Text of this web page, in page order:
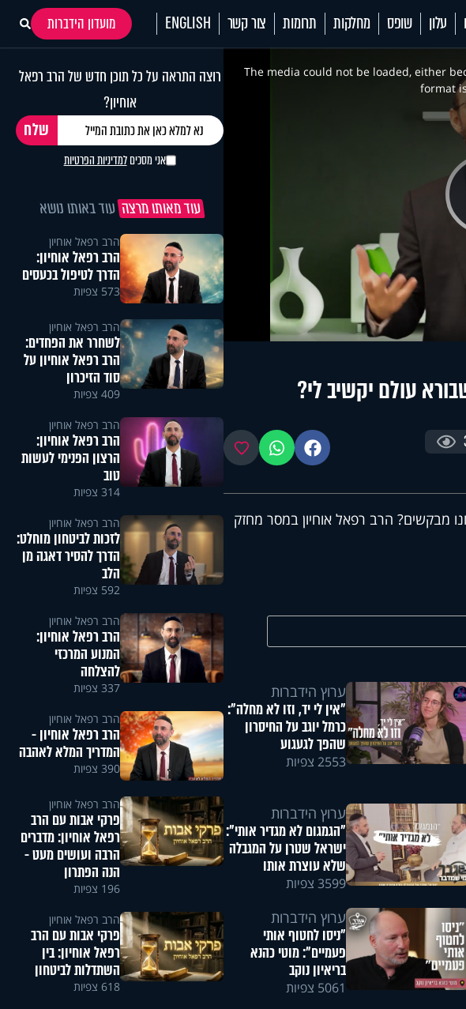
עלון שופס מחלקות תרומות צור קשר ENGLISH
מועדון הידברות
This
modalThe media could not be loaded, either
format
עולם יקשיב לי?
פייסבוקווטסאפ מועדפים
מבקשים? הרב רפאל אוחיון במסר מחזק
ערוץ הידברות
"אין לי יד, וזו לא מחלה":
כרמל יוגב על החיסרון
שהפך לגעגוע
2553 צפיות
ערוץ הידברות
"הגמגום לא מגדיר אותי":
ישראל שטרן על המגבלה
שלא עוצרת אותו
3599 צפיות
ערוץ הידברות
"ניסו לחטוף אותי
פעמיים": מוטי כהנא
בריאיון נוקב
5061 צפיות
רוצה התראה על כל תוכן חדש של הרב רפאל
אוחיון?
אני מסכיםלמדיניות הפרטיות
עוד מאותו מרצה עוד באותו נושא
הרב רפאל אוחיון
הרב רפאל אוחיון:
הדרך לטיפול בכעסים
573 צפיות
הרב רפאל אוחיון
לשחרר את הפחדים:
הרב רפאל אוחיון על
סוד הזיכרון
409 צפיות
הרב רפאל אוחיון
הרב רפאל אוחיון:
הרצון הפנימי לעשות
טוב
314 צפיות
הרב רפאל אוחיון
לזכות לביטחון מוחלט:
הדרך להסיר דאגה מן
הלב
592 צפיות
הרב רפאל אוחיון
הרב רפאל אוחיון:
המנוע המרכזי
להצלחה
337 צפיות
הרב רפאל אוחיון
הרב רפאל אוחיון -
המדריך המלא לאהבה
390 צפיות
הרב רפאל אוחיון
פרקי אבות עם הרב
רפאל אוחיון: מדברים
הרבה ועושים מעט -
הנה הפתרון
196 צפיות
הרב רפאל אוחיון
פרקי אבות עם הרב
רפאל אוחיון: בין
השתדלות לביטחון
618 צפיות